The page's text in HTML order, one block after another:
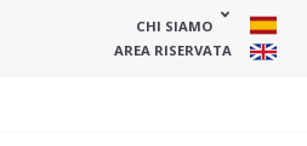
CHI SIAMO
AREA RISERVATA